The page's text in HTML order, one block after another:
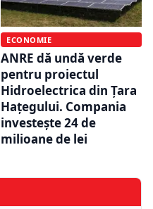
ECONOMIE
ANRE dă undă verde
pentru proiectul
Hidroelectrica din Țara
Hațegului. Compania
investește 24 de
milioane de lei